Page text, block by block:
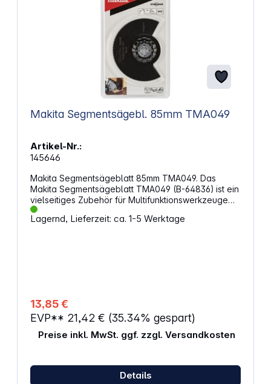
Makita Segmentsägebl. 85mm TMA049
Artikel-Nr.:
145646
Makita Segmentsägeblatt 85mm TMA049. Das
Makita Segmentsägeblatt TMA049 (B-64836) ist ein
vielseitiges Zubehör für Multifunktionswerkzeuge
mit Starlock-Aufnahme. Mit einem Durchmesser von
85 mm und einer robusten HCS-Konstruktion eignet
Werkzeugaufnahme: Starlock Anwendung: z.B.
präzise Tauchschnitte in Massivholz sowie
flächenbündiges Schneiden, es ist ebenfalls
geeignet für Kunststoffrohre und Epoxidharz
Lagernd, Lieferzeit: ca. 1-5 Werktage
13,85 €
EVP** 21,42 € (35.34% gespart)
Preise inkl. MwSt. ggf. zzgl. Versandkosten
Details